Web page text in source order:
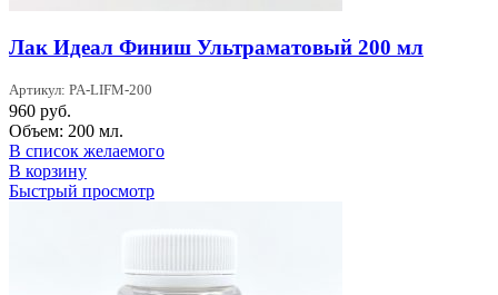
Лак Идеал Финиш Ультраматовый 200 мл
Артикул: PA-LIFM-200
960 руб.
Объем: 200 мл.
В список желаемого
В корзину
Быстрый просмотр